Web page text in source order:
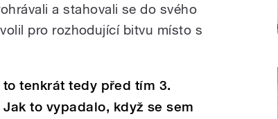
a stahovali se do svého
pro rozhodující bitvu místo s
tenkrát tedy před tím 3.
to vypadalo, když se sem